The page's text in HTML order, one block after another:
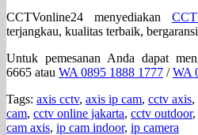
CCTVonline24 menyediakan
terjangkau, kualitas terbaik,
Untuk pemesanan Anda dapat
6665 atau WA 0895 1888 1777 /WA
Tags: axis cctv, axis ip cam, cctv axis,
cam, cctv online jakarta, cctv outdoor,
cam axis, ip cam indoor, ip camera